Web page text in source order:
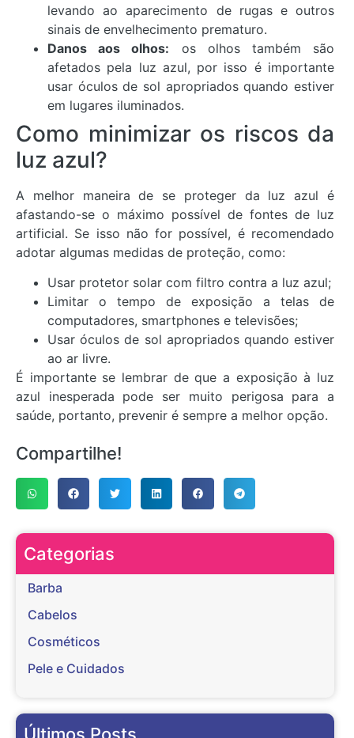
levando ao aparecimento de rugas e outros
sinais de envelhecimento prematuro.
Danos aos olhos: os olhos também são
afetados pela luz azul, por isso é importante
usar óculos de sol apropriados quando estiver
em lugares iluminados.
Como minimizar os riscos da
luz azul?
A melhor maneira de se proteger da luz azul é
afastando-se o máximo possível de fontes de luz
artificial. Se isso não for possível, é recomendado
adotar algumas medidas de proteção, como:
Usar protetor solar com filtro contra a luz azul;
Limitar o tempo de exposição a telas de
computadores, smartphones e televisões;
Usar óculos de sol apropriados quando estiver
ao ar livre.
É importante se lembrar de que a exposição à luz
azul inesperada pode ser muito perigosa para a
saúde, portanto, prevenir é sempre a melhor opção.
Compartilhe!
Categorias
Barba
Cabelos
Cosméticos
Pele e Cuidados